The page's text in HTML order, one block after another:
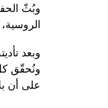
وبُثّ
وبعد
ونُحقّق
على أن